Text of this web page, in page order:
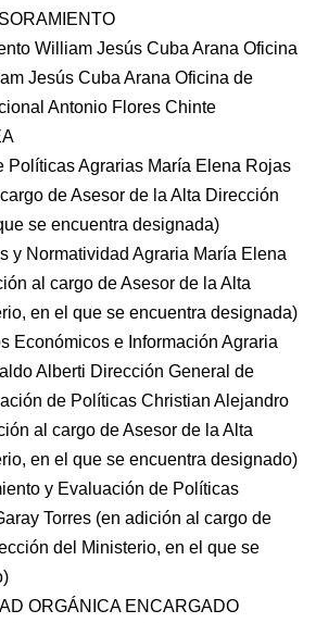
William Jesús Cuba Arana Oficina
Jesús Cuba Arana Oficina de
Antonio Flores Chinte
Políticas Agrarias María Elena Rojas
de Asesor de la Alta Dirección
se encuentra designada)
y Normatividad Agraria María Elena
al cargo de Asesor de la Alta
en el que se encuentra designada)
Económicos e Información Agraria
Alberti Dirección General de
de Políticas Christian Alejandro
al cargo de Asesor de la Alta
en el que se encuentra designado)
y Evaluación de Políticas
Torres (en adición al cargo de
del Ministerio, en el que se
ORGÁNICA ENCARGADO